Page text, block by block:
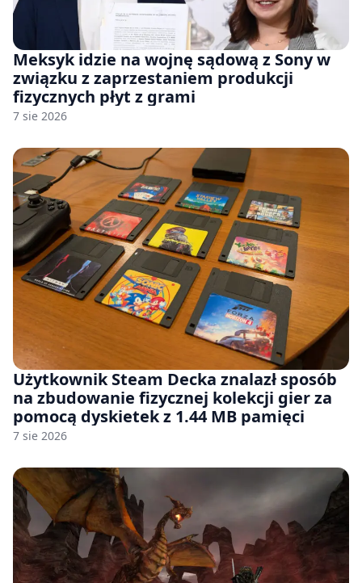
Meksyk idzie na wojnę sądową z Sony w
związku z zaprzestaniem produkcji
fizycznych płyt z grami
7 sie 2026
Użytkownik Steam Decka znalazł sposób
na zbudowanie fizycznej kolekcji gier za
pomocą dyskietek z 1.44 MB pamięci
7 sie 2026